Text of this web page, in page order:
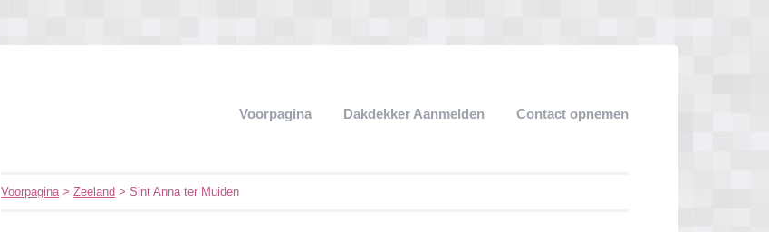
Voorpagina Dakdekker Aanmelden Contact opnemen
Voorpagina>Zeeland > Sint Anna ter Muiden